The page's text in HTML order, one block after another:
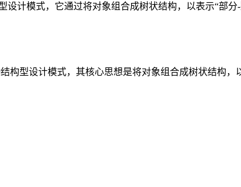
设计模式，它通过将对象组合成树状结构，以表示“部
结构型设计模式，其核心思想是将对象组合成树状结构